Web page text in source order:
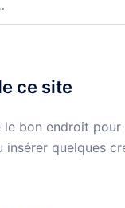
ce site
le bon endroit
insérer quelques